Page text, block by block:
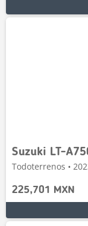
Suzuki LT-
Todoterrenos •
225,701 MXN